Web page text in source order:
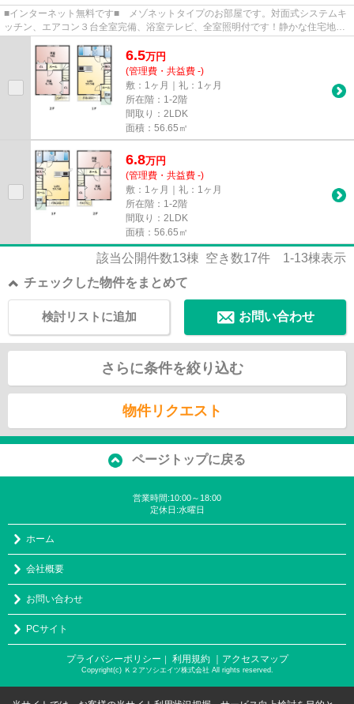
■インターネット無料です■ メゾネットタイプのお部屋です。対面式システムキ
ッチン、エアコン３台全室完備、浴室テレビ、全室照明付です！静かな住宅地に
6.5万円
(管理費・共益費 -)
敷：1ヶ月｜礼：1ヶ月
所在階：1-2階
間取り：2LDK
面積：56.65㎡
6.8万円
(管理費・共益費 -)
敷：1ヶ月｜礼：1ヶ月
所在階：1-2階
間取り：2LDK
面積：56.65㎡
該当公開件数13棟 空き数17件 1-13棟表示
チェックした物件をまとめて
お問い合わせ
検討リストに追加
さらに条件を絞り込む
物件リクエスト
ページトップに戻る
営業時間:10:00～18:00
定休日:水曜日
ホーム
会社概要
お問い合わせ
PCサイト
プライバシーポリシー ｜ 利用規約 ｜アクセスマップ
Copyright(c) Ｋ２アソシエイツ株式会社 All rights reserved.